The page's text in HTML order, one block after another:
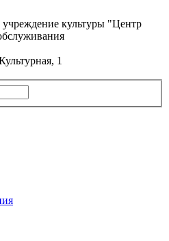
культуры "Центр
1